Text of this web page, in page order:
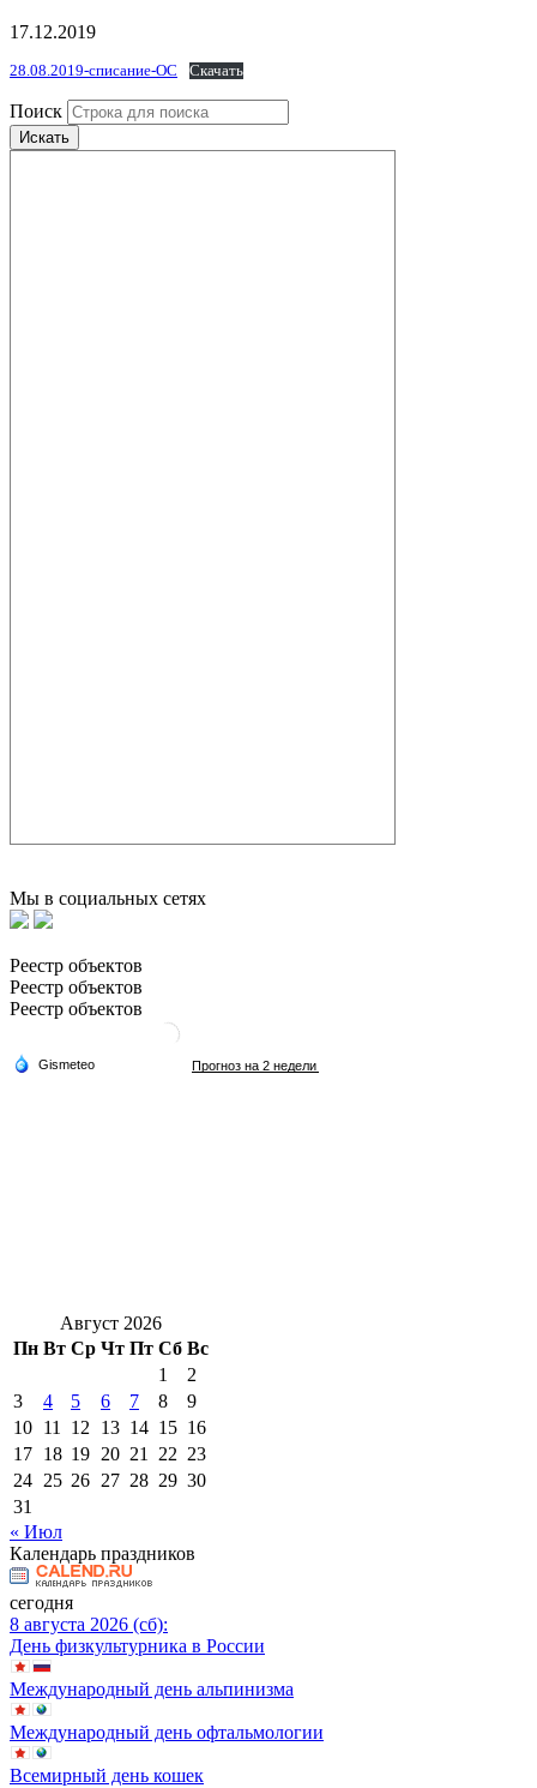
17.12.2019
28.08.2019-списание-ОС Скачать
Поиск
Искать
Мы в социальных сетях
Реестр объектов
Реестр объектов
Реестр объектов
Август 2026
Пн Вт Ср Чт Пт Сб Вс
1
2
3
4 5 6 7 8
9
10 11 12 13 14 15 16
17 18 19 20 21 22 23
24 25 26 27 28 29 30
31
« Июл
Календарь праздников
сегодня
8 августа 2026 (сб):
День физкультурника в России
Международный день альпинизма
Международный день офтальмологии
Всемирный день кошек